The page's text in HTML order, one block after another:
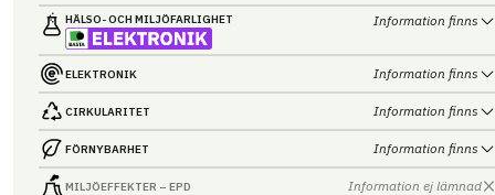
HÄLSO- OCH MILJÖ­FARLIGHET Information finns
ELEKTRONIK Information finns
CIRKULARITET Information finns
FÖRNYBARHET Information finns
MILJÖEFFEKTER – EPD Information ej lämnad